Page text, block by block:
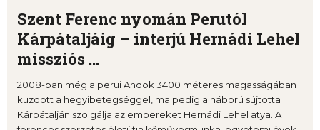
Szent Ferenc nyomán Perutól
Kárpátaljáig – interjú Hernádi Lehel
missziós ...
2008-ban még a perui Andok 3400 méteres magasságában
küzdött a hegyibetegséggel, ma pedig a háború sújtotta
Kárpátalján szolgálja az embereket Hernádi Lehel atya. A